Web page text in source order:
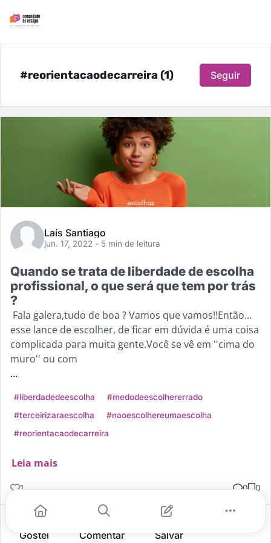
#reorientacaodecarreira (1) Seguir
Laís Santiago
jun. 17, 2022 - 5 min de leitura
Quando se trata de liberdade de escolha
profissional, o que será que tem por trás
?
Fala galera,tudo de boa ? Vamos que vamos!!Então...
esse lance de escolher, de ficar em dúvida é uma coisa
complicada para muita gente.Você se vê em ''cima do
muro'' ou com
...
#liberdadedeescolha
#medodeescolhererrado
#terceirizaraescolha
#naoescolhereumaescolha
#reorientacaodecarreira
Leia mais
1 0 0
Gostei Comentar Salvar